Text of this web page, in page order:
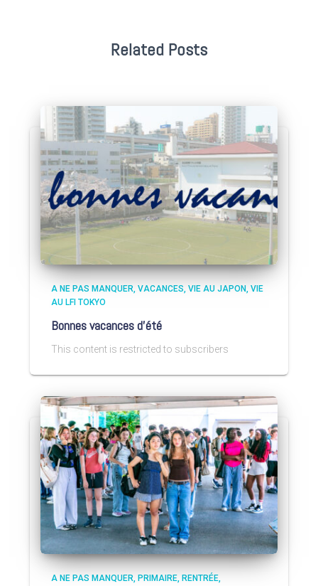
Related Posts
A NE PAS MANQUER VACANCES VIE AU JAPON VIE
AU LFI TOKYO
Bonnes vacances d’été
This content is restricted to subscribers
A NE PAS MANQUER PRIMAIRE RENTRÉE